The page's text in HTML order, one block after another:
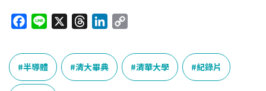
c
e
b
n
e
r
e
a
n
k
e
p
y
L
半導體 清大畢典 清華大學 紀錄片